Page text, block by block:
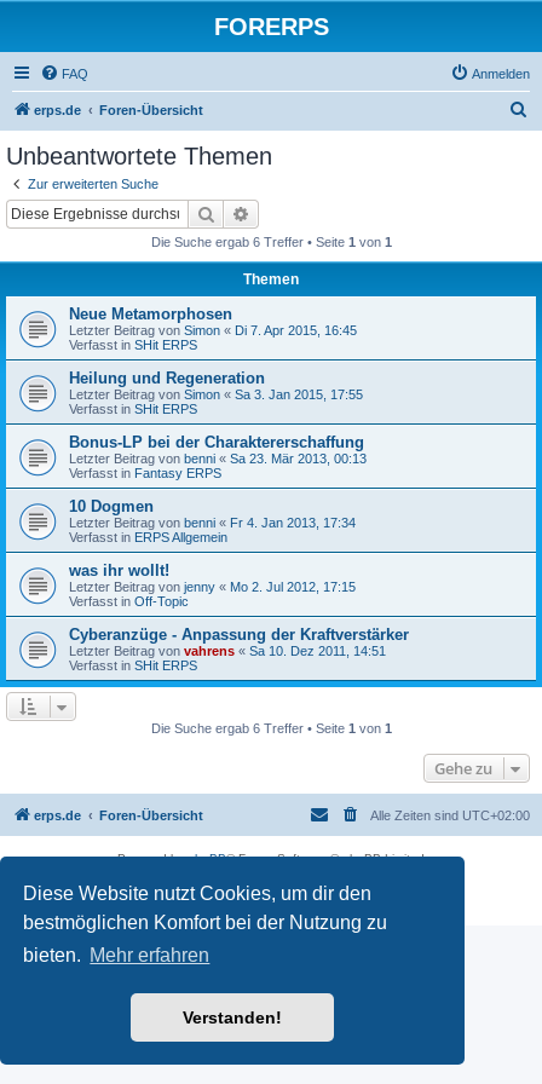
Diese Website nutzt Cookies, um dir den
bestmöglichen Komfort bei der Nutzung zu
bieten. Mehr erfahren
Verstanden!
FORERPS
FAQ Anmelden
erps.de Foren-Übersicht
Unbeantwortete Themen
Zur erweiterten Suche
Suche
Die Suche ergab 6 Treffer • Seite 1 von 1
Themen
Neue Metamorphosen
Letzter Beitrag von Simon « Di 7. Apr 2015, 16:45
Verfasst in SHit ERPS
Heilung und Regeneration
Letzter Beitrag von Simon « Sa 3. Jan 2015, 17:55
Verfasst in SHit ERPS
Bonus-LP bei der Charaktererschaffung
Letzter Beitrag von benni « Sa 23. Mär 2013, 00:13
Verfasst in Fantasy ERPS
10 Dogmen
Letzter Beitrag von benni « Fr 4. Jan 2013, 17:34
Verfasst in ERPS Allgemein
was ihr wollt!
Letzter Beitrag von jenny « Mo 2. Jul 2012, 17:15
Verfasst in Off-Topic
Cyberanzüge - Anpassung der Kraftverstärker
Letzter Beitrag von vahrens « Sa 10. Dez 2011, 14:51
Verfasst in SHit ERPS
Die Suche ergab 6 Treffer • Seite 1 von 1
Gehe zu
erps.de Foren-Übersicht Alle Zeiten sind UTC+02:00
Powered byphpBB® Forum Software © phpBB Limited
PRIVACY_LINK| TERMS_LINK